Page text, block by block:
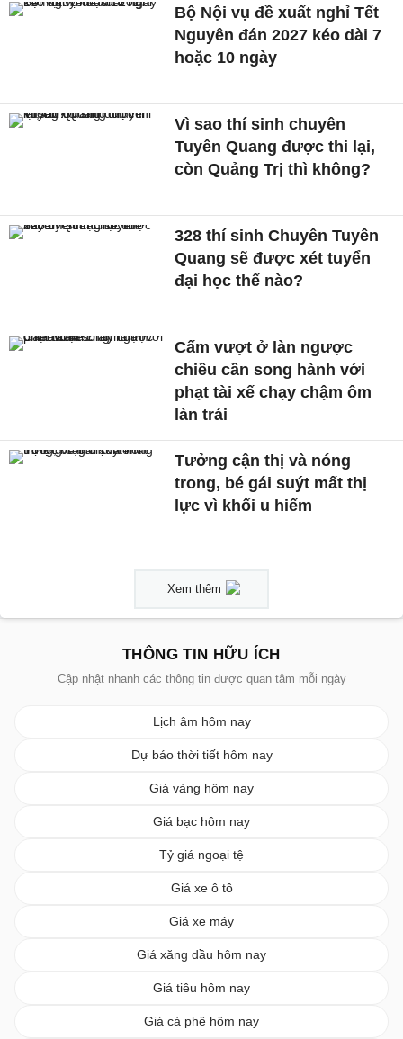
Bộ Nội vụ đề xuất nghỉ Tết
Nguyên đán 2027 kéo dài 7
hoặc 10 ngày
Vì sao thí sinh chuyên
Tuyên Quang được thi lại,
còn Quảng Trị thì không?
328 thí sinh Chuyên Tuyên
Quang sẽ được xét tuyển
đại học thế nào?
Cấm vượt ở làn ngược
chiều cần song hành với
phạt tài xế chạy chậm ôm
làn trái
Tưởng cận thị và nóng
trong, bé gái suýt mất thị
lực vì khối u hiếm
Xem thêm
THÔNG TIN HỮU ÍCH
Cập nhật nhanh các thông tin được quan tâm mỗi ngày
Lịch âm hôm nay
Dự báo thời tiết hôm nay
Giá vàng hôm nay
Giá bạc hôm nay
Tỷ giá ngoại tệ
Giá xe ô tô
Giá xe máy
Giá xăng dầu hôm nay
Giá tiêu hôm nay
Giá cà phê hôm nay